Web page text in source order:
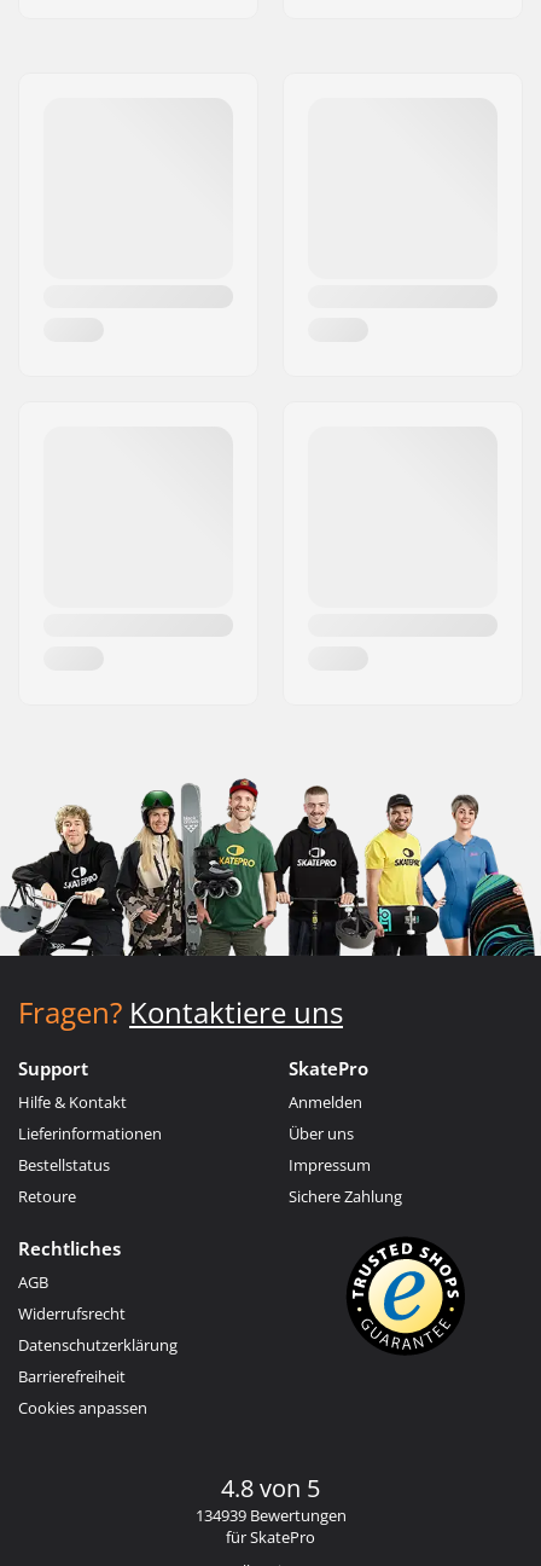
Fragen? Kontaktiere uns
Support
Hilfe & Kontakt
Lieferinformationen
Bestellstatus
Retoure
SkatePro
Anmelden
Über uns
Impressum
Sichere Zahlung
Rechtliches
AGB
Widerrufsrecht
Datenschutzerklärung
Barrierefreiheit
Cookies anpassen
4.8 von 5
134939 Bewertungen
für SkatePro